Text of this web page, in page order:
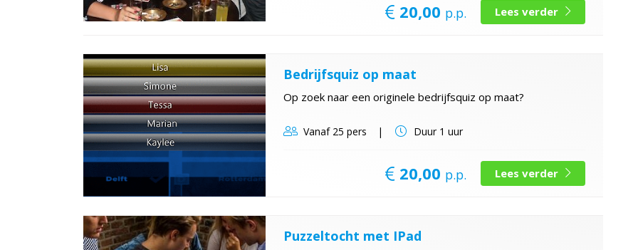
20,00 p.p. Lees verder
Bedrijfsquiz op maat
Op zoek naar een originele bedrijfsquiz op maat?
Vanaf25 pers Duur1 uur
20,00 p.p. Lees verder
Puzzeltocht met IPad